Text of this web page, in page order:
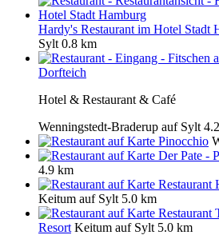
Hardy's Restaurant im Hotel Stadt
Sylt 0.8 km
Dorfteich
Hotel & Restaurant & Café
Wenningstedt-Braderup auf Sylt
Pinocchio
Der Pate -
4.9 km
Restaurant
Keitum auf Sylt 5.0 km
Restaurant
Resort Keitum auf Sylt 5.0 km